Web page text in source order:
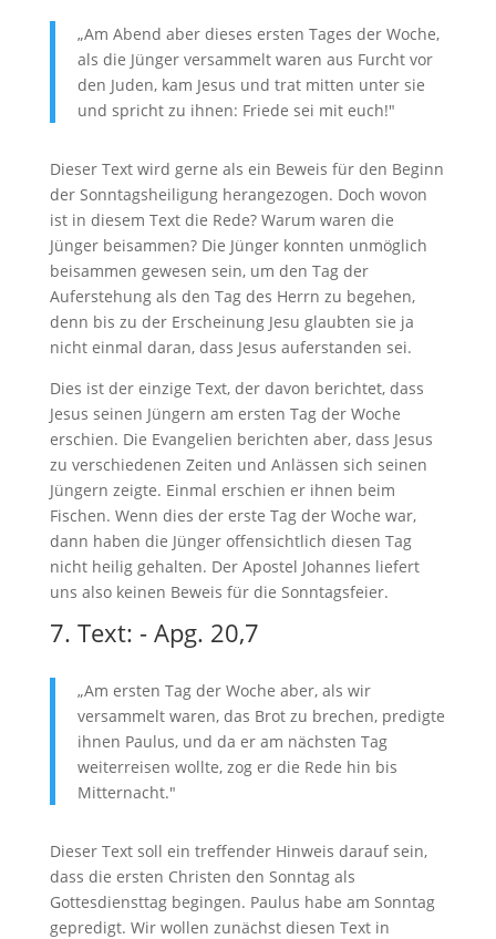
„Am Abend aber dieses ersten Tages der Woche,
als die Jünger versammelt waren aus Furcht vor
den Juden, kam Jesus und trat mitten unter sie
und spricht zu ihnen: Friede sei mit euch!"
Dieser Text wird gerne als ein Beweis für den Beginn
der Sonntagsheiligung herangezogen. Doch wovon
ist in diesem Text die Rede? Warum waren die
Jünger beisammen? Die Jünger konnten unmöglich
beisammen gewesen sein, um den Tag der
Auferstehung als den Tag des Herrn zu begehen,
denn bis zu der Erscheinung Jesu glaubten sie ja
nicht einmal daran, dass Jesus auferstanden sei.
Dies ist der einzige Text, der davon berichtet, dass
Jesus seinen Jüngern am ersten Tag der Woche
erschien. Die Evangelien berichten aber, dass Jesus
zu verschiedenen Zeiten und Anlässen sich seinen
Jüngern zeigte. Einmal erschien er ihnen beim
Fischen. Wenn dies der erste Tag der Woche war,
dann haben die Jünger offensichtlich diesen Tag
nicht heilig gehalten. Der Apostel Johannes liefert
uns also keinen Beweis für die Sonntagsfeier.
7. Text: - Apg. 20,7
„Am ersten Tag der Woche aber, als wir
versammelt waren, das Brot zu brechen, predigte
ihnen Paulus, und da er am nächsten Tag
weiterreisen wollte, zog er die Rede hin bis
Mitternacht."
Dieser Text soll ein treffender Hinweis darauf sein,
dass die ersten Christen den Sonntag als
Gottesdiensttag begingen. Paulus habe am Sonntag
gepredigt. Wir wollen zunächst diesen Text in